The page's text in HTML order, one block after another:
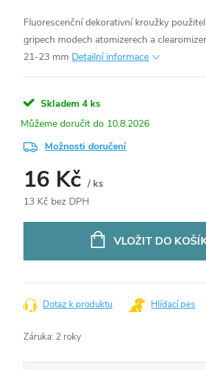
Fluorescenční dekorativní kroužky
gripech modech atomizerech a
21-23 mm Detailní informace
Skladem 4 ks
10.8.2026
Možnosti doručení
16 Kč/ ks
13 Kč bez DPH
VLOŽIT DO
Dotaz k produktu Hlídací pes
Záruka: 2 roky